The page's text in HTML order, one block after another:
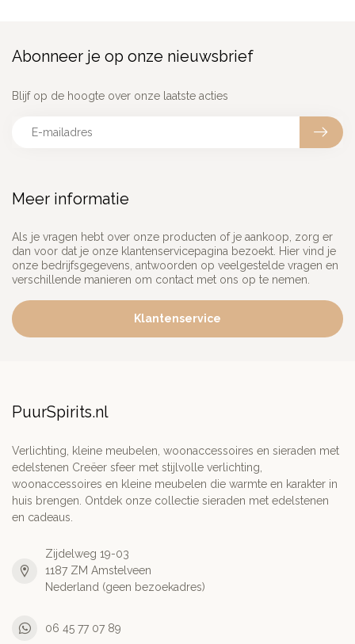
Meer informatie
Als je vragen hebt over onze producten of je aankoop, zorg er
dan voor dat je onze klantenservicepagina bezoekt. Hier vind je
onze bedrijfsgegevens, antwoorden op veelgestelde vragen en
verschillende manieren om contact met ons op te nemen.
Klantenservice
Abonneer je op onze nieuwsbrief
Blijf op de hoogte over onze laatste acties
PuurSpirits.nl
Verlichting, kleine meubelen, woonaccessoires en sieraden met
edelstenen Creëer sfeer met stijlvolle verlichting,
woonaccessoires en kleine meubelen die warmte en karakter in
huis brengen. Ontdek onze collectie sieraden met edelstenen
en cadeaus.
Zijdelweg 19-03
1187 ZM Amstelveen
Nederland (geen bezoekadres)
06 45 77 07 89